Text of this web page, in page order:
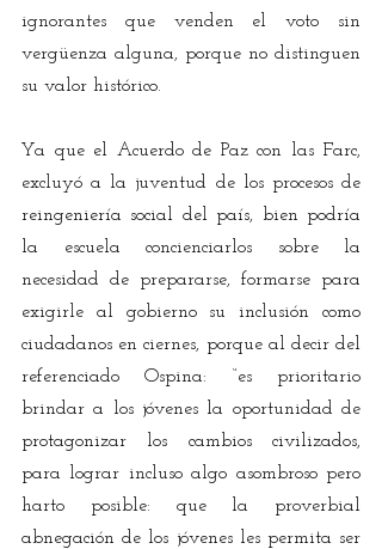
ignorantes que venden el voto sin
vergüenza alguna, porque no distinguen
su valor histórico.
Ya que el Acuerdo de Paz con las Farc,
excluyó a la juventud de los procesos de
reingeniería social del país, bien podría
la escuela concienciarlos sobre la
necesidad de prepararse, formarse para
exigirle al gobierno su inclusión como
ciudadanos en ciernes, porque al decir del
referenciado Ospina: “es prioritario
brindar a los jóvenes la oportunidad de
protagonizar los cambios civilizados,
para lograr incluso algo asombroso pero
harto posible: que la proverbial
abnegación de los jóvenes les permita ser